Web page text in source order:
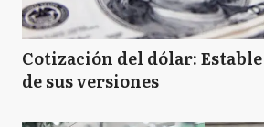
Cotización del dólar:
de sus versiones